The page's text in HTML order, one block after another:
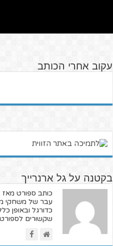
עקוב אחרי הכותב
בקטנה על גל ארנרייך
עבר של משחקי
כדורגל ובאופן
שקשורים